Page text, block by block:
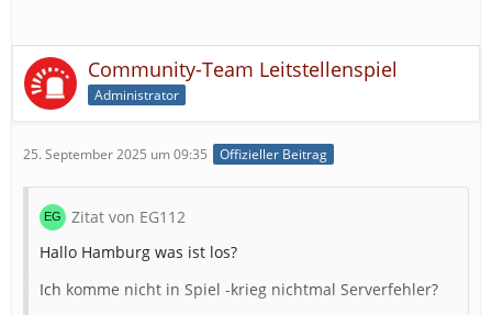
Community-Team Leitstellenspiel
Administrator
25. September 2025 um 09:35 Offizieller Beitrag
Zitat von EG112
Hallo Hamburg was ist los?
Ich komme nicht in Spiel -krieg nichtmal Serverfehler?